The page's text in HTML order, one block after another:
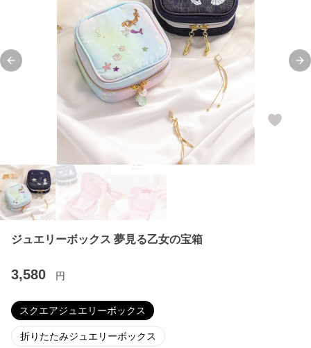
Previous slide
ジュエリーボックス 夢見る乙女の宝箱
3,580 円
スクエアジュエリーボックス
折りたたみジュエリーボックス